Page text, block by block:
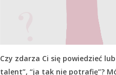
Czy zdarza Ci się powiedzieć
talent”, “ja tak nie potrafię”?